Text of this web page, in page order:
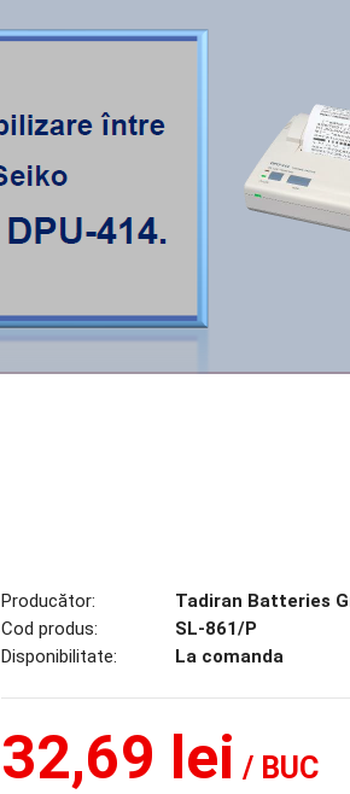
Producător:
Tadiran Batteries
Cod produs:
SL-861/P
Disponibilitate:
La comanda
32,69 lei / BUC